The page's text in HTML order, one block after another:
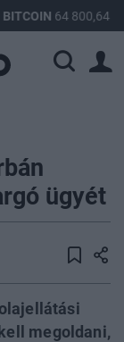
BITCOIN64 800,64
ügyét
megoldani,